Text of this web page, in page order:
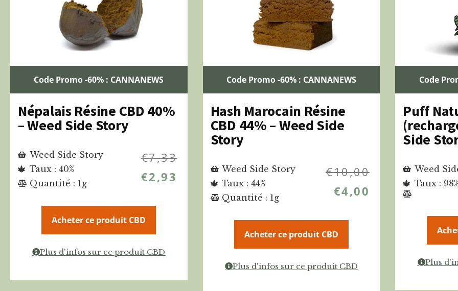
Code Promo -60% : CANNANEWS
Népalais Résine CBD 40%
– Weed Side Story
Weed Side Story
Taux : 40%
Quantité : 1g
€7,33
€2,93
Acheter ce produit CBD
Plus d'infos sur ce produit CBD
Code Promo -60% : CANNANEWS
Hash Marocain Résine
CBD 44% – Weed Side
Story
Weed Side Story
Taux : 44%
Quantité : 1g
€10,00
€4,00
Acheter ce produit CBD
Plus d'infos sur ce produit CBD
Code
Puff
Side
Weed
Taux :
Plus